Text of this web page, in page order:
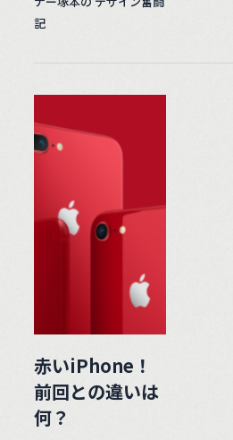
記
赤いiPhone！
前回との違いは
何？